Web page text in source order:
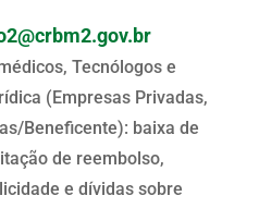
Tecnólogos e
(Empresas Privadas,
Beneficente): baixa de
de reembolso,
e dívidas sobre